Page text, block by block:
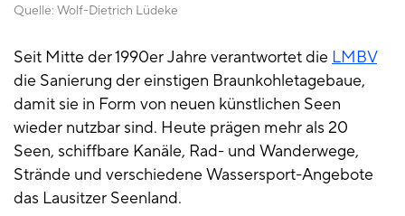
Quelle: Wolf-Dietrich Lüdeke
Seit Mitte der 1990er Jahre verantwortet die LMBV
die Sanierung der einstigen Braunkohletagebaue,
damit sie in Form von neuen künstlichen Seen
wieder nutzbar sind. Heute prägen mehr als 20
Seen, schiffbare Kanäle, Rad- und Wanderwege,
Strände und verschiedene Wassersport-Angebote
das Lausitzer Seenland.